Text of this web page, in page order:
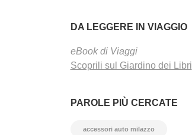
DA LEGGERE IN VIAGGIO
eBook di Viaggi
Scoprili sul Giardino dei Libri
PAROLE PIÙ CERCATE
accessori auto milazzo